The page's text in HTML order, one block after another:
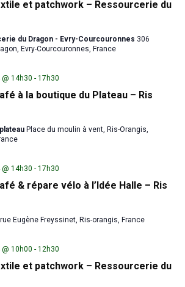
et patchwork – Ressourcerie du
du Dragon - Evry-Courcouronnes 306
Evry-Courcouronnes, France
à la boutique du Plateau – Ris
14h30 - 17h30
Place du moulin à vent, Ris-Orangis,
& répare vélo à l’Idée Halle – Ris
14h30 - 17h30
rue Eugène Freyssinet, Ris-orangis, France
et patchwork – Ressourcerie du
10h00 - 12h30